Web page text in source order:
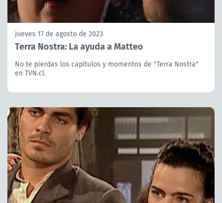
Jueves 17 de agosto de 2023
Terra Nostra: La ayuda a Matteo
No te pierdas los capítulos y momentos de "Terra Nostra"
en TVN.cl.